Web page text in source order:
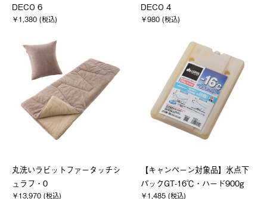
DECO 6
￥1,380 (税込)
DECO 4
￥980 (税込)
丸洗いラビットファータッチシ
ュラフ・0
￥13,970 (税込)
【キャンペーン対象品】氷点下
パックGT-16℃・ハード900g
￥1,485 (税込)